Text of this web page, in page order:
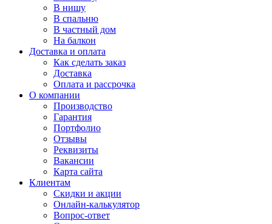
В нишу
В спальню
В частный дом
На балкон
Доставка и оплата
Как сделать заказ
Доставка
Оплата и рассрочка
О компании
Производство
Гарантия
Портфолио
Отзывы
Реквизиты
Вакансии
Карта сайта
Клиентам
Скидки и акции
Онлайн-калькулятор
Вопрос-ответ